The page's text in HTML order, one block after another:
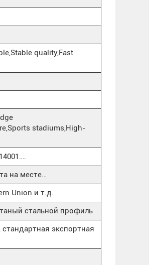
quality,Fast
stadiums,High-
на месте…
Union и т.д.
стальной профиль
экспортная